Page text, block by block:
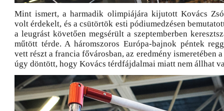
Mint ismert, a harmadik olimpiájára kijutott Kovács
volt érdekelt, és a csütörtök esti pódiumedzésen
a leugrást követően megsérült a szeptemberben
műtött térde. A háromszoros Európa-bajnok péntek
vett részt a francia fővárosban, az eredmény ismeretében
úgy döntött, hogy Kovács térdfájdalmai miatt nem állhat